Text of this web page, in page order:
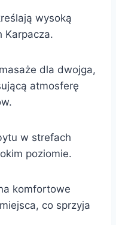
wysoką
Karpacza.
dla dwojga,
atmosferę
w strefach
poziomie.
komfortowe
co sprzyja